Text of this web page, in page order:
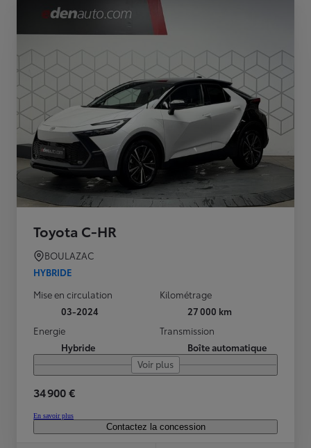
Toyota C-HR
BOULAZAC
HYBRIDE
Mise en circulation
03-2024
Kilométrage
27 000 km
Energie
Hybride
Transmission
Boîte automatique
Voir plus
34 900 €
En savoir plus
Contactez la concession